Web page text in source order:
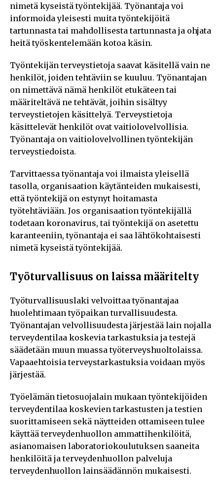
nimetä kyseistä työntekijää. Työnantaja voi
informoida yleisesti muita työntekijöitä
tartunnasta tai mahdollisesta tartunnasta ja ohjata
heitä työskentelemään kotoa käsin.
Työntekijän terveystietoja saavat käsitellä vain ne
henkilöt, joiden tehtäviin se kuuluu. Työnantajan
on nimettävä nämä henkilöt etukäteen tai
määriteltävä ne tehtävät, joihin sisältyy
terveystietojen käsittelyä. Terveystietoja
käsittelevät henkilöt ovat vaitiolovelvollisia.
Työnantaja on vaitiolovelvollinen työntekijän
terveystiedoista.
Tarvittaessa työnantaja voi ilmaista yleisellä
tasolla, organisaation käytänteiden mukaisesti,
että työntekijä on estynyt hoitamasta
työtehtäviään. Jos organisaation työntekijällä
todetaan koronavirus, tai työntekijä on asetettu
karanteeniin, työnantaja ei saa lähtökohtaisesti
nimetä kyseistä työntekijää.
Työturvallisuus on laissa määritelty
Työturvallisuuslaki velvoittaa työnantajaa
huolehtimaan työpaikan turvallisuudesta.
Työnantajan velvollisuudesta järjestää lain nojalla
terveydentilaa koskevia tarkastuksia ja testejä
säädetään muun muassa työterveyshuoltolaissa.
Vapaaehtoisia terveystarkastuksia voidaan myös
järjestää.
Työelämän tietosuojalain mukaan työntekijöiden
terveydentilaa koskevien tarkastusten ja testien
suorittamiseen sekä näytteiden ottamiseen tulee
käyttää terveydenhuollon ammattihenkilöitä,
asianomaisen laboratoriokoulutuksen saaneita
henkilöitä ja terveydenhuollon palveluja
terveydenhuollon lainsäädännön mukaisesti.